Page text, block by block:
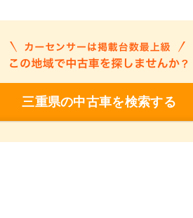
三重県の中古車を検索する